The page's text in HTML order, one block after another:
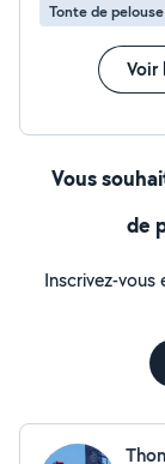
Tonte de pelouse
Voir
Vous
de
Inscrivez-